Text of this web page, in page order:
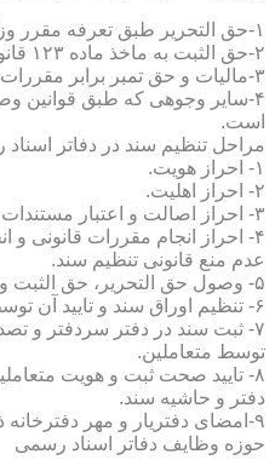
۱-حق التحریر طبق تعرفه مقرر وزارت دادگستری.
۲-حق الثبت به ماخذ ماده ۱۲۳ قانون اصلاحی قانون ثبت.
۳-مالیات و حق تمبر برابر مقررات مالیاتی.
۴-سایر وجوهی که طبق قوانین
است.
مراحل تنظیم سند در دفاتر
۱- احراز هویت.
۲- احراز اهلیت.
۳- احراز اصالت و اعتبار مستندات سند.
۴- احراز انجام مقررات قانونی و
عدم منع قانونی تنظیم سند.
۵- وصول حق التحریر، حق الثبت و سایر حقوق دولتی.
۶- تنظیم اوراق سند و تایید آن توسط متعاملین.
۷- ثبت سند در دفتر سردفتر و
توسط متعاملین.
۸- تایید صحت ثبت و هویت
دفتر و حاشیه سند.
۹-امضای دفتریار و مهر دفترخانه ذیل ثبت دفتر و در حاشیه سند.
حوزه وظایف دفاتر اسناد رسمی